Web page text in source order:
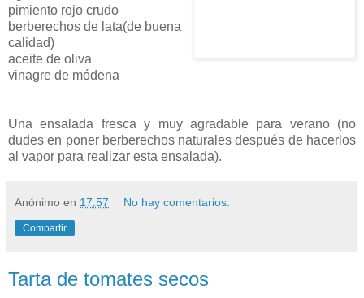
pimiento rojo crudo
berberechos de lata(de buena
calidad)
aceite de oliva
vinagre de módena
Una ensalada fresca y muy agradable para verano (no
dudes en poner berberechos naturales después de hacerlos
al vapor para realizar esta ensalada).
Anónimo en 17:57 No hay comentarios:
Compartir
Tarta de tomates secos